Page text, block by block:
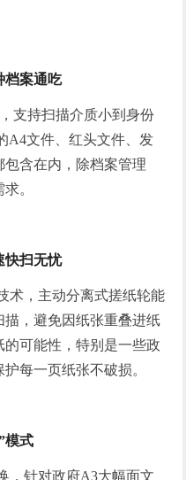
档案通吃
支持扫描介质小到身份
A4文件、红头文件、发
含在内，除档案管理
。
快扫无忧
术，主动分离式搓纸轮能
，避免因纸张重叠进纸
可能性，特别是一些政
每一页纸张不破损。
模式
，针对政府A3大幅面文